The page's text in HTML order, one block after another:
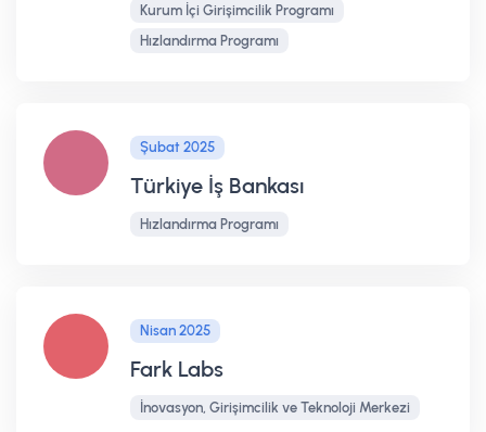
Kurum İçi Girişimcilik Programı
Hızlandırma Programı
Şubat 2025
Türkiye İş Bankası
Hızlandırma Programı
Nisan 2025
Fark Labs
İnovasyon, Girişimcilik ve Teknoloji Merkezi